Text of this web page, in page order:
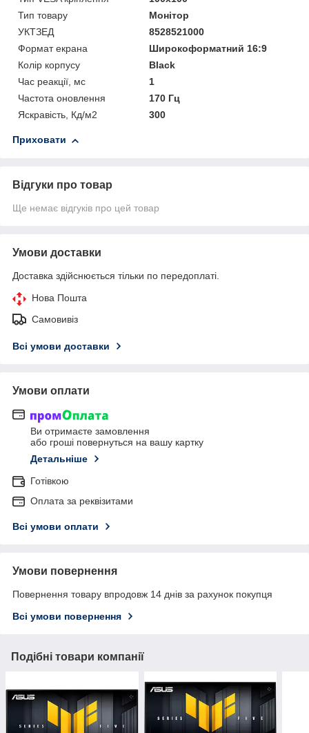
Тип товару
Монітор
УКТЗЕД
8528521000
Формат екрана
Широкоформатний 16:9
Колір корпусу
Black
Час реакції, мс
1
Частота оновлення
170 Гц
Яскравість, Кд/м2
300
Приховати
Відгуки про товар
Ще немає відгуків про цей товар
Умови доставки
Доставка здійснюється тільки по передоплаті.
Нова Пошта
Самовивіз
Всі умови доставки
Умови оплати
Ви отримаєте замовлення
або гроші повернуться на вашу картку
Детальніше
Готівкою
Оплата за реквізитами
Всі умови оплати
Умови повернення
Повернення товару впродовж 14 днів за рахунок покупця
Всі умови повернення
Подібні товари компанії